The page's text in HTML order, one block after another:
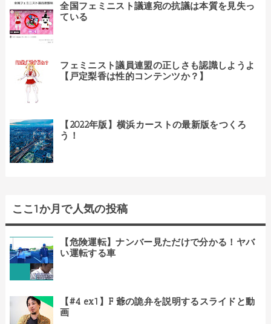
全国フェミニスト議連宛の抗議は本質を見失っ
ている
フェミニスト議員連盟の正しさも認識しようよ
【戸定梨香は性的コンテンツか？】
【2022年版】横浜カーストの最新版をつくろ
う！
ここ1か月で人気の投稿
【危険運転】ナンバー見ただけで分かる！ヤバ
い運転する車
【#4 ex1】F 爺の詭弁を説明するスライドと動
画